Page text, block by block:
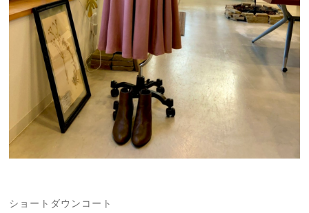
ショートダウンコート